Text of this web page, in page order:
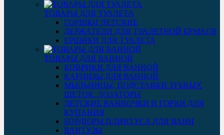
ТОВАРЫ ДЛЯ ТУАЛЕТА
ГОРШКИ ДЕТСКИЕ
ДЕРЖАТЕЛИ ДЛЯ ТУАЛЕТНОЙ БУМАГИ
ЕРШИКИ ДЛЯ ТУАЛЕТА
ТОВАРЫ ДЛЯ ВАННОЙ
КОВРИКИ ДЛЯ ВАННОЙ
КАРНИЗЫ ДЛЯ ВАННОЙ
МЫЛЬНИЦЫ, ПОДСТАВКИ ЗУБНЫХ
ЩЕТОК, ДОЗАТОРЫ
ДЕТСКИЕ ВАННОЧКИ И ГОРКИ ДЛЯ
КУПАНИЯ
БОРДЮРЫ ПЛИНТУСА ДЛЯ ВАНН
ВАНТУЗЫ